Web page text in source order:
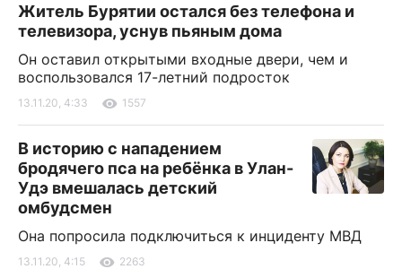
Житель Бурятии остался без телефона и
телевизора, уснув пьяным дома
Он оставил открытыми входные двери, чем и
воспользовался 17-летний подросток
13.11.20, 4:33 1557
В историю с нападением
бродячего пса на ребёнка в Улан-
Удэ вмешалась детский
омбудсмен
Она попросила подключиться к инциденту МВД
13.11.20, 4:15 2263